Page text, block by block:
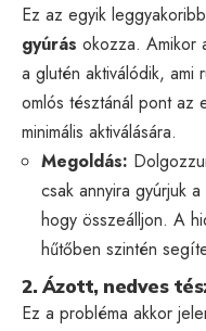
Ez az egyik
gyúrás okozza. Amikor
a glutén aktiválódik, ami
omlós tésztánál pont az
minimális aktiválására.
Megoldás:
csak annyira gyúrjuk
hogy összeálljon. A
hűtőben szintén
2. Ázott, nedves
Ez a probléma akkor